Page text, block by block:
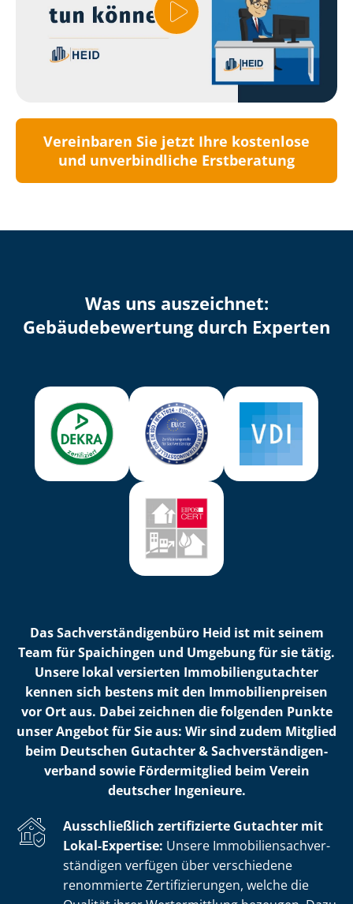
Vereinbaren Sie jetzt Ihre kostenlose
und unverbindliche Erstberatung
Was uns auszeichnet:
Ge­bäu­de­be­wer­tung durch Experten
Das Sach­ver­stän­di­gen­bü­ro Heid ist mit seinem
Team für Spaichingen und Umgebung für sie tätig.
Unsere lokal versierten Im­mo­bi­li­en­gut­ach­ter
kennen sich bestens mit den Im­mo­bi­li­en­prei­sen
vor Ort aus. Dabei zeichnen die folgenden Punkte
unser Angebot für Sie aus: Wir sind zudem Mitglied
beim Deutschen Gutachter & Sach­ver­stän­di­gen­
ver­band sowie Fördermitglied beim Verein
deutscher Ingenieure.
Ausschließlich zertifizierte Gutachter mit
Lokal-Expertise: Unsere Im­mo­bi­li­en­sach­ver­
stän­di­gen verfügen über verschiedene
renommierte Zer­ti­fi­zie­run­gen, welche die